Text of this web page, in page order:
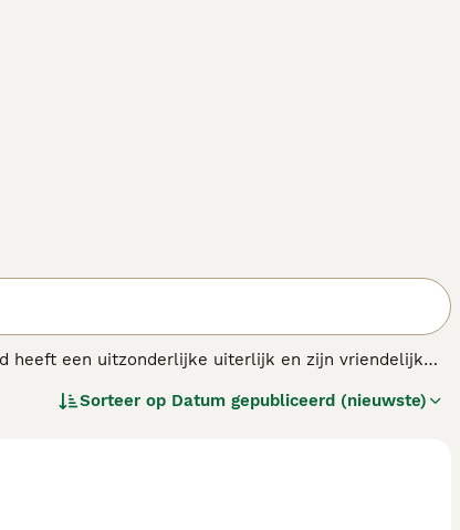
heeft een uitzonderlijke uiterlijk en zijn vriendelijk
Sorteer op Datum gepubliceerd (nieuwste)